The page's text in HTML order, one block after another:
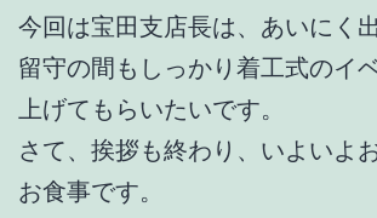
今回は宝田支店長は、あいにく
留守の間もしっかり着工式のイ
上げてもらいたいです。
さて、挨拶も終わり、いよいよ
お食事です。